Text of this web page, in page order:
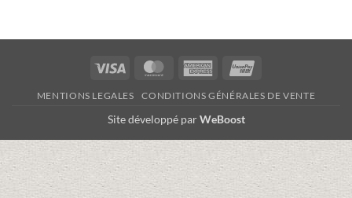
Visa MasterCardAmerican
MENTIONS LEGALES CONDITIONS GÉNÉRALES DE VENTE
Site développé parWeBoost